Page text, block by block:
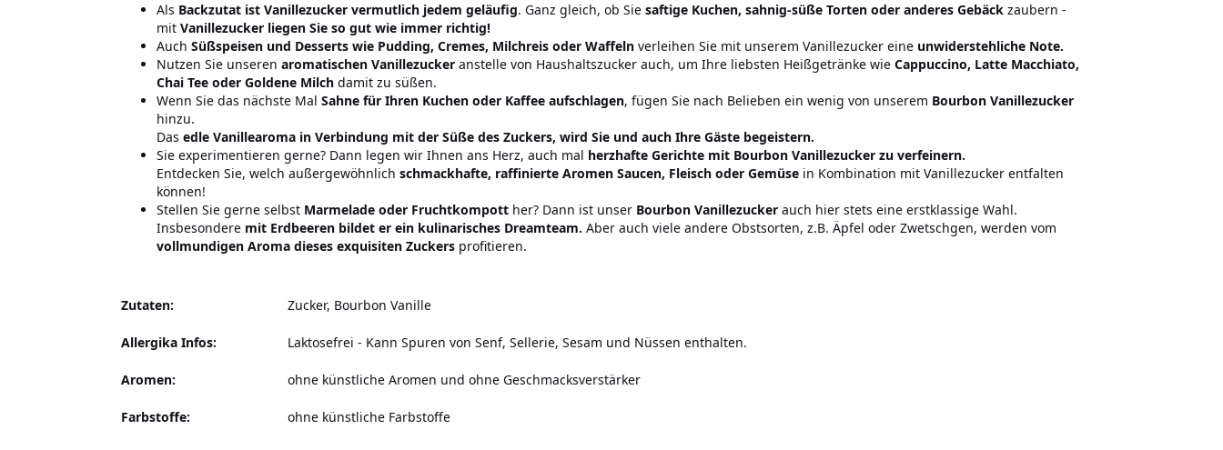
Als Backzutat ist Vanillezucker vermutlich jedem geläufig. Ganz gleich, ob Sie saftige Kuchen, sahnig-süße Torten oder anderes Gebäck zaubern -
mit Vanillezucker liegen Sie so gut wie immer richtig!
Auch Süßspeisen und Desserts wie Pudding, Cremes, Milchreis oder Waffeln verleihen Sie mit unserem Vanillezucker eine unwiderstehliche Note.
Nutzen Sie unseren aromatischen Vanillezucker anstelle von Haushaltszucker auch, um Ihre liebsten Heißgetränke wie Cappuccino, Latte Macchiato,
Chai Tee oder Goldene Milch damit zu süßen.
Wenn Sie das nächste Mal Sahne für Ihren Kuchen oder Kaffee aufschlagen, fügen Sie nach Belieben ein wenig von unserem Bourbon Vanillezucker
hinzu.
Das edle Vanillearoma in Verbindung mit der Süße des Zuckers, wird Sie und auch Ihre Gäste begeistern.
Sie experimentieren gerne? Dann legen wir Ihnen ans Herz, auch mal herzhafte Gerichte mit Bourbon Vanillezucker zu verfeinern.
Entdecken Sie, welch außergewöhnlich schmackhafte, raffinierte Aromen Saucen, Fleisch oder Gemüse in Kombination mit Vanillezucker entfalten
können!
Stellen Sie gerne selbst Marmelade oder Fruchtkompott her? Dann ist unser Bourbon Vanillezucker auch hier stets eine erstklassige Wahl.
Insbesondere mit Erdbeeren bildet er ein kulinarisches Dreamteam. Aber auch viele andere Obstsorten, z.B. Äpfel oder Zwetschgen, werden vom
vollmundigen Aroma dieses exquisiten Zuckers profitieren.
Zutaten: Zucker, Bourbon Vanille
Allergika Infos: Laktosefrei - Kann Spuren von Senf, Sellerie, Sesam und Nüssen enthalten.
Aromen: ohne künstliche Aromen und ohne Geschmacksverstärker
Farbstoffe: ohne künstliche Farbstoffe